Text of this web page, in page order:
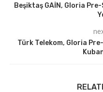
Beşiktaş GAİN, Gloria
Türk Telekom, Gloria